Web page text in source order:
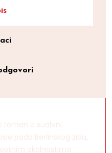
roman o sudbini
pada Berlinskog zida,
okolnostima